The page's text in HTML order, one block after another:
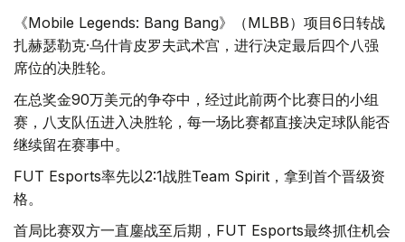
《Mobile Legends: Bang Bang》（MLBB）项目6日转战
扎赫瑟勒克·乌什肯皮罗夫武术宫，进行决定最后四个八强
席位的决胜轮。
在总奖金90万美元的争夺中，经过此前两个比赛日的小组
赛，八支队伍进入决胜轮，每一场比赛都直接决定球队能否
继续留在赛事中。
FUT Esports率先以2:1战胜Team Spirit，拿到首个晋级资
格。
首局比赛双方一直鏖战至后期，FUT Esports最终抓住机会